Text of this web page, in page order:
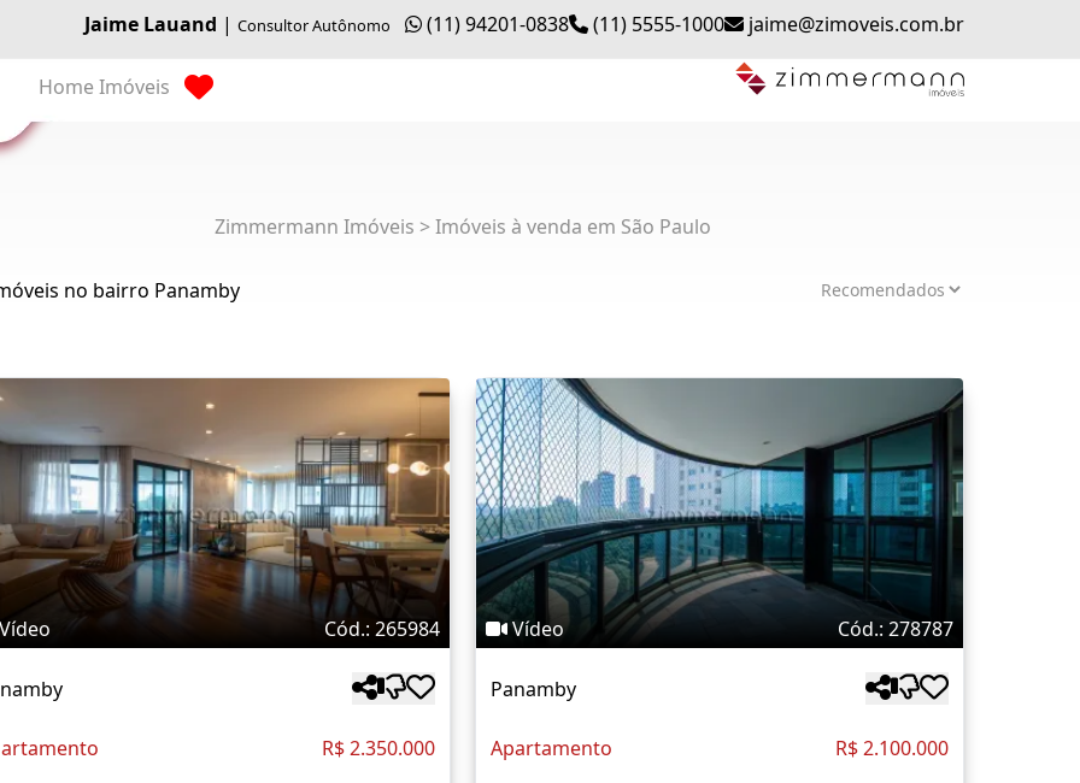
Jaime Lauand | Consultor Autônomo (11) 94201-0838 (11) 5555-1000 jaime@zimoveis.com.br
Home Imóveis
Zimmermann Imóveis > Imóveis à venda em São Paulo
no bairro Panamby
Vídeo Cód.: 265984
R$ 2.350.000
Vídeo Cód.: 278787
Panamby
Apartamento R$ 2.100.000